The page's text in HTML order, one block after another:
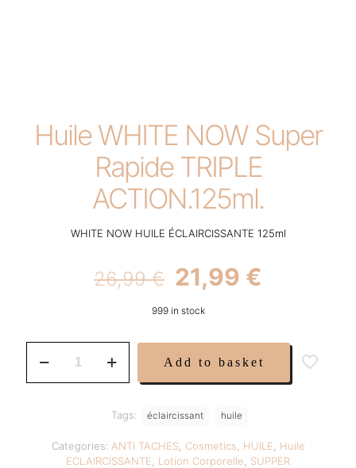
Huile WHITE NOW Super
Rapide TRIPLE
ACTION.125ml.
WHITE NOW HUILE ÉCLAIRCISSANTE 125ml
26,99€ Original
price
was:
26,99 €.
21,99 €
21,99 €.
999 in stock
WHITE
quantity
Add to basket
Categories: ANTI TACHES, Cosmetics HUILE
Huile
ECLAIRCISSANTE
Lotion Corporelle
SUPPER
Tags: éclaircissant huile